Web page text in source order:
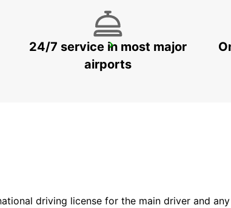
NANTES
24/7 service in most major
airports
driving license for the main driver and